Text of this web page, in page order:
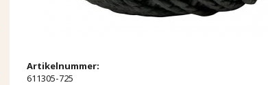
Artikelnummer:
611305-725